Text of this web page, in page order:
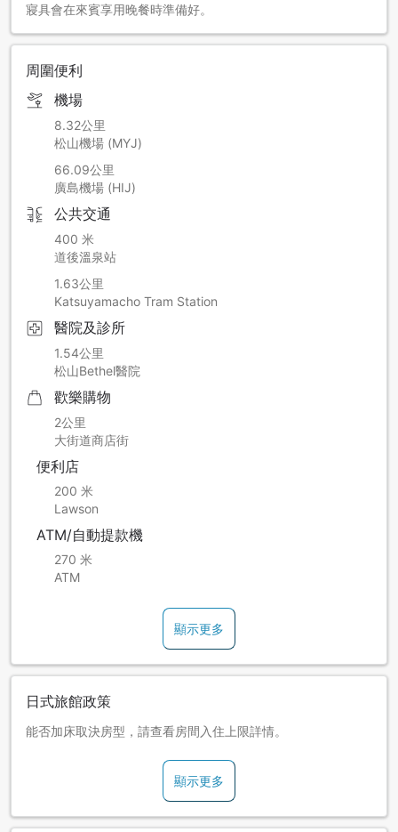
寢具會在來賓享用晚餐時準備好。
周圍便利
機場
8.32公里
松山機場 (MYJ)
66.09公里
廣島機場 (HIJ)
公共交通
400 米
道後溫泉站
1.63公里
Katsuyamacho Tram Station
醫院及診所
1.54公里
松山Bethel醫院
歡樂購物
2公里
大街道商店街
便利店
200 米
Lawson
ATM/自動提款機
270 米
ATM
顯示更多
日式旅館政策
能否加床取決房型，請查看房間入住上限詳情。
顯示更多